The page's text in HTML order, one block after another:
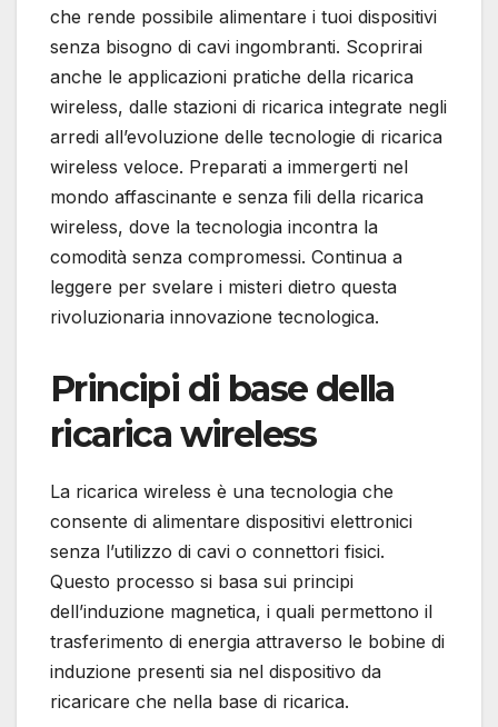
che rende possibile alimentare i tuoi dispositivi
senza bisogno di cavi ingombranti. Scoprirai
anche le applicazioni pratiche della ricarica
wireless, dalle stazioni di ricarica integrate negli
arredi all’evoluzione delle tecnologie di ricarica
wireless veloce. Preparati a immergerti nel
mondo affascinante e senza fili della ricarica
wireless, dove la tecnologia incontra la
comodità senza compromessi. Continua a
leggere per svelare i misteri dietro questa
rivoluzionaria innovazione tecnologica.
Principi di base della
ricarica wireless
La ricarica wireless è una tecnologia che
consente di alimentare dispositivi elettronici
senza l’utilizzo di cavi o connettori fisici.
Questo processo si basa sui principi
dell’induzione magnetica, i quali permettono il
trasferimento di energia attraverso le bobine di
induzione presenti sia nel dispositivo da
ricaricare che nella base di ricarica.